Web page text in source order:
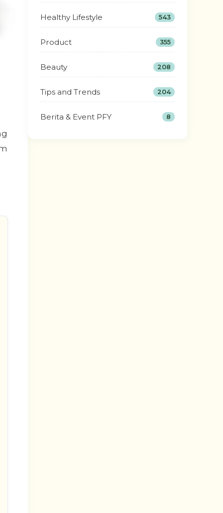
Healthy Lifestyle 543
Product 355
Beauty 208
Tips and Trends 204
Berita & Event PFY 8